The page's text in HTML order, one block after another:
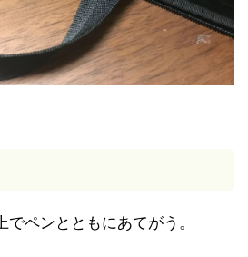
でペンとともにあてがう。